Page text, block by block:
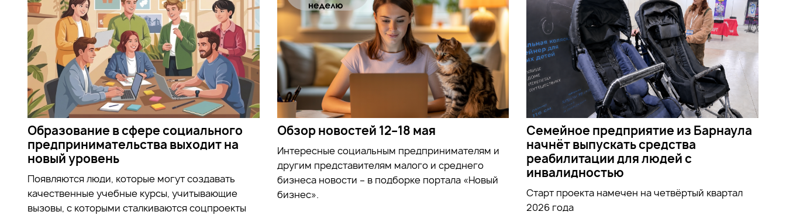
Образование в сфере социального
предпринимательства выходит на
новый уровень
Появляются люди, которые могут создавать
качественные учебные курсы, учитывающие
вызовы, с которыми сталкиваются соцпроекты
Обзор новостей 12–18 мая
Интересные социальным предпринимателям и
другим представителям малого и среднего
бизнеса новости – в подборке портала «Новый
бизнес».
Семейное предприятие из Барнаула
начнёт выпускать средства
реабилитации для людей с
инвалидностью
Старт проекта намечен на четвёртый квартал
2026 года